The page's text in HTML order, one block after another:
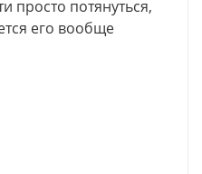
просто потянуться,
его вообще